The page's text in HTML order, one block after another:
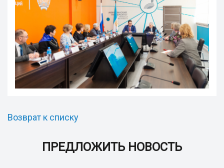
Возврат к списку
ПРЕДЛОЖИТЬ НОВОСТЬ